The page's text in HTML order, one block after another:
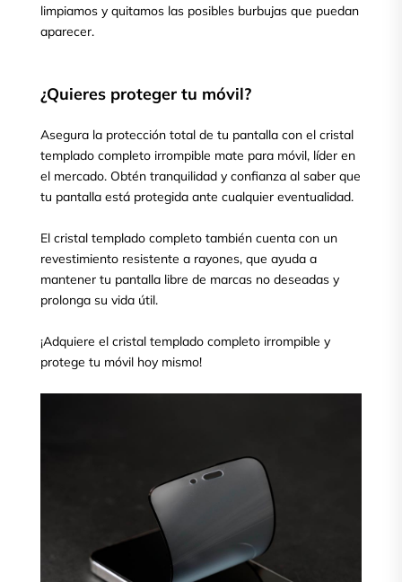
limpiamos y quitamos las posibles burbujas que puedan
aparecer.
¿Quieres proteger tu móvil?
Asegura la protección total de tu pantalla con el cristal
templado completo irrompible mate para móvil, líder en
el mercado. Obtén tranquilidad y confianza al saber que
tu pantalla está protegida ante cualquier eventualidad.
El cristal templado completo también cuenta con un
revestimiento resistente a rayones, que ayuda a
mantener tu pantalla libre de marcas no deseadas y
prolonga su vida útil.
¡Adquiere el cristal templado completo irrompible y
protege tu móvil hoy mismo!